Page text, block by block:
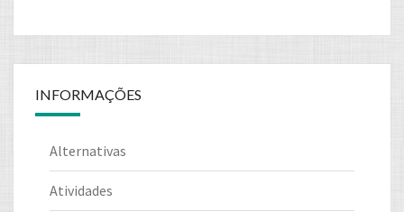
INFORMAÇÕES
Alternativas
Atividades